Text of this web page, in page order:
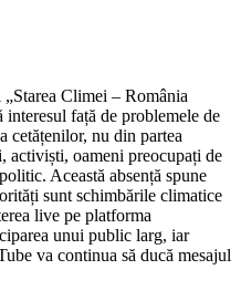
Climei – România
interesul față de problemele de
cetățenilor, nu din partea
activiști, oameni preocupați de
Această absență spune
sunt schimbările climatice
live pe platforma
unui public larg, iar
va continua să ducă mesajul